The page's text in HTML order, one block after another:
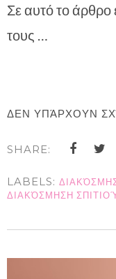
Σε αυτό το άρθρο
τους …
ΔΕΝ ΥΠΆΡΧΟΥΝ
SHARE:
LABELS:
ΔΙΑΚΌΣΜΗΣΗ